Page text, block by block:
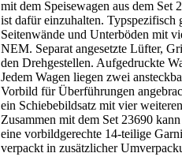
mit dem Speisewagen aus dem Set
ist dafür einzuhalten. Typspezifisch
Seitenwände und Unterböden mit
NEM. Separat angesetzte Lüfter,
den Drehgestellen. Aufgedruckte
Jedem Wagen liegen zwei
Vorbild für Überführungen
ein Schiebebildsatz mit vier
Zusammen mit dem Set 23690
eine vorbildgerechte 14-teilige
verpackt in zusätzlicher